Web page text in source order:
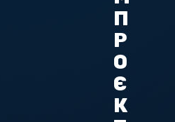
П
Р
О
Є
К